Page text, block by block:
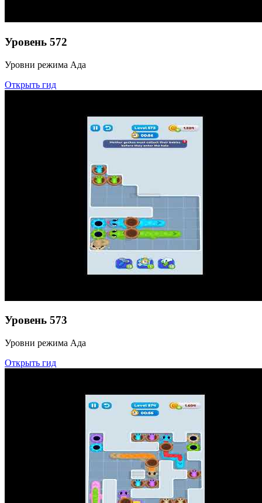
Уровень 572
Уровни режима Ада
Открыть гид
Уровень 573
Уровни режима Ада
Открыть гид